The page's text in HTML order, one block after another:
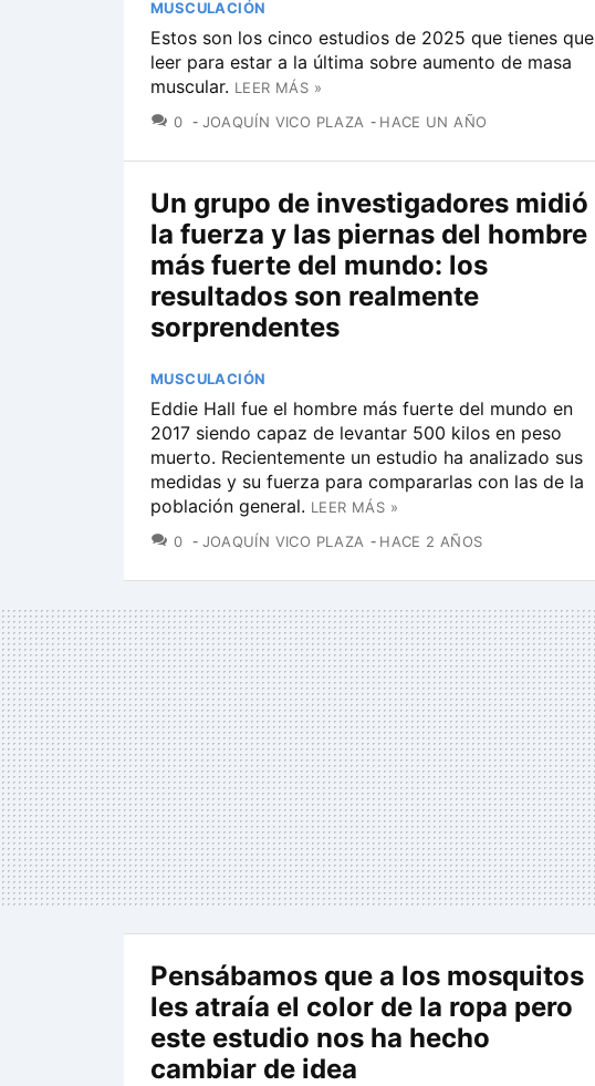
MUSCULACIÓN
Estos son los cinco estudios de 2025 que tienes que
leer para estar a la última sobre aumento de masa
muscular. LEER MÁS »
0 COMENTARIOS
JOAQUÍN VICO PLAZA HACE UN AÑO
Un grupo de investigadores midió
la fuerza y las piernas del hombre
más fuerte del mundo: los
resultados son realmente
sorprendentes
MUSCULACIÓN
Eddie Hall fue el hombre más fuerte del mundo en
2017 siendo capaz de levantar 500 kilos en peso
muerto. Recientemente un estudio ha analizado sus
medidas y su fuerza para compararlas con las de la
población general. LEER MÁS »
0 COMENTARIOS
JOAQUÍN VICO PLAZA HACE 2 AÑOS
Pensábamos que a los mosquitos
les atraía el color de la ropa pero
este estudio nos ha hecho
cambiar de idea